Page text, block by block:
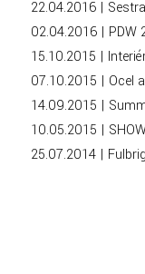
22.04.2016 |
02.04.2016 | PDW
15.10.2015 |
07.10.2015 | Ocel
14.09.2015 |
10.05.2015 |
25.07.2014 |